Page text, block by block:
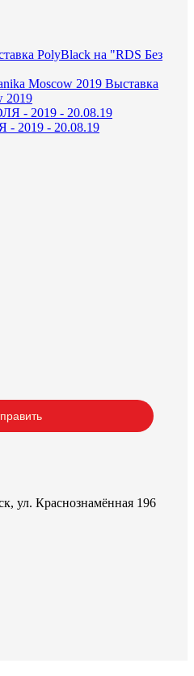
PolyBlack на "RDS Без
Выставка
2019
- 20.08.19
ул. Краснознамённая 196